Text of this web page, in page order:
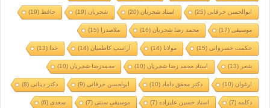
ابوالحسن خرقانی(25) استاد شجریان(20) شجریان(19) حافظ (19)
موسیقی(17) محمد رضا شجریان(16) ملاصدرا (15)
حکمت خسروانی(15) مولانا (14) آراسپ کاظمیان(14) خدا (13)
شعر (13) استاد محمد رضا شجریان(10) محمدرضا شجریان(10)
ارغوان(10) دکتر محقق داماد (10) ابولحسن خرقانی(9) دکتر دینانی(8)
دکلمه(7) استاد حسین علیزاده(7) موسیقی سنتی(7) سعدی(6)